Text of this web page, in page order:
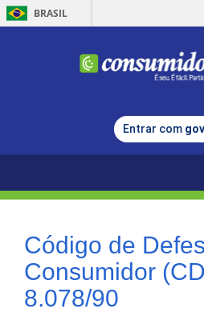
BRASIL
Entrar com
Código de
Consumidor
8.078/90